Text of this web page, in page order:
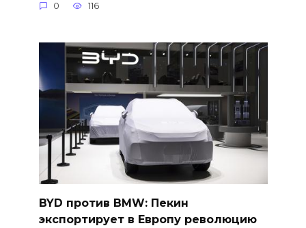
0 116
BYD против BMW: Пекин
экспортирует в Европу революцию